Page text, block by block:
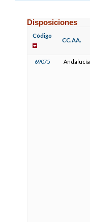
Disposiciones
Código
CC.AA.
69075 Andalucía